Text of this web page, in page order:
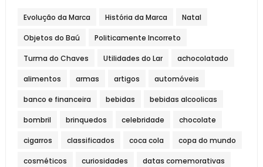
Evolução da Marca História da Marca Natal
Objetos do Baú Politicamente Incorreto
Turma do Chaves Utilidades do Lar achocolatado
alimentos armas artigos automóveis
banco e financeira bebidas bebidas alcoolicas
bombril brinquedos celebridade chocolate
cigarros classificados coca cola copa do mundo
cosméticos curiosidades datas comemorativas